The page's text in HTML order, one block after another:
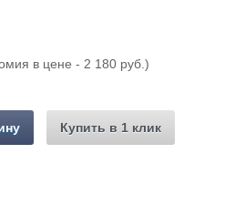
в цене - 2 180 руб.)
Купить в 1 клик